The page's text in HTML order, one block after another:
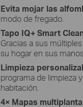
Evita mojar las
modo de fregado.
Tapo IQ+ Smart
Gracias a sus
su hogar en sus
Limpieza
programa de limpieza
habitación.
4× Mapas multiplanta